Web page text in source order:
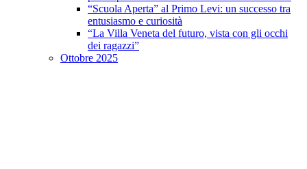
“Scuola Aperta” al Primo Levi: un successo tra
entusiasmo e curiosità
“La Villa Veneta del futuro, vista con gli occhi
dei ragazzi”
Ottobre 2025